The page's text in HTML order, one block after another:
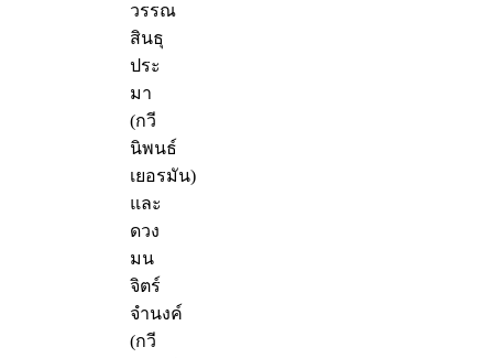
วรรณ
สินธุ
ประ
มา
(กวี
นิพนธ์
เยอรมัน)
และ
ดวง
มน
จิตร์
จำนงค์
(กวี